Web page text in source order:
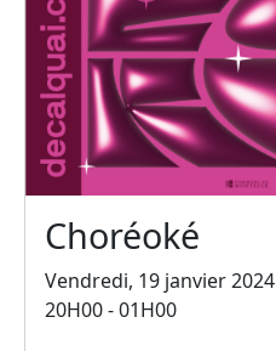
Choréoké
Vendredi, 19 janvier 2024
20H00 - 01H00